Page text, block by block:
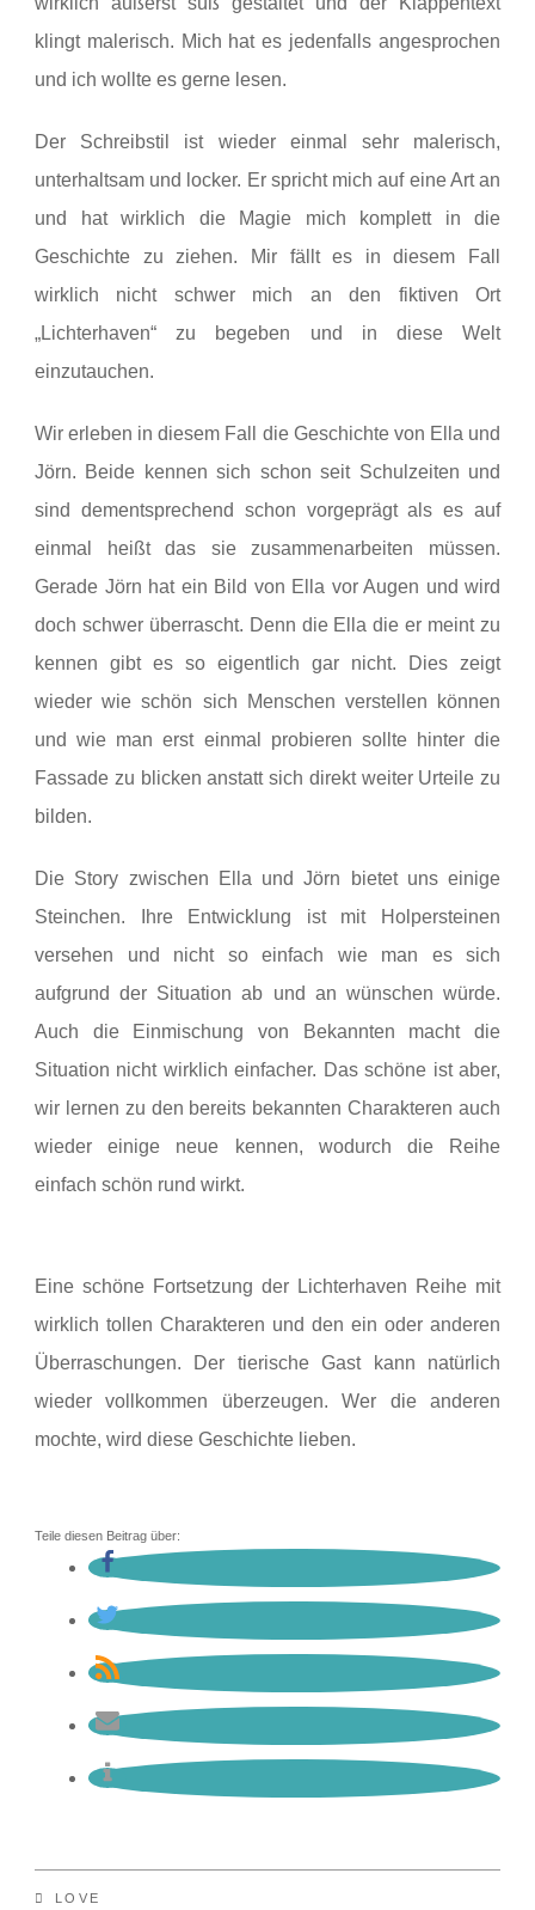
klingt malerisch. Mich hat es jedenfalls angesprochen
und ich wollte es gerne lesen.
Der Schreibstil ist wieder einmal sehr malerisch,
unterhaltsam und locker. Er spricht mich auf eine Art an
und hat wirklich die Magie mich komplett in die
Geschichte zu ziehen. Mir fällt es in diesem Fall
wirklich nicht schwer mich an den fiktiven Ort
„Lichterhaven“ zu begeben und in diese Welt
einzutauchen.
Wir erleben in diesem Fall die Geschichte von Ella und
Jörn. Beide kennen sich schon seit Schulzeiten und
sind dementsprechend schon vorgeprägt als es auf
einmal heißt das sie zusammenarbeiten müssen.
Gerade Jörn hat ein Bild von Ella vor Augen und wird
doch schwer überrascht. Denn die Ella die er meint zu
kennen gibt es so eigentlich gar nicht. Dies zeigt
wieder wie schön sich Menschen verstellen können
und wie man erst einmal probieren sollte hinter die
Fassade zu blicken anstatt sich direkt weiter Urteile zu
bilden.
Die Story zwischen Ella und Jörn bietet uns einige
Steinchen. Ihre Entwicklung ist mit Holpersteinen
versehen und nicht so einfach wie man es sich
aufgrund der Situation ab und an wünschen würde.
Auch die Einmischung von Bekannten macht die
Situation nicht wirklich einfacher. Das schöne ist aber,
wir lernen zu den bereits bekannten Charakteren auch
wieder einige neue kennen, wodurch die Reihe
einfach schön rund wirkt.
Eine schöne Fortsetzung der Lichterhaven Reihe mit
wirklich tollen Charakteren und den ein oder anderen
Überraschungen. Der tierische Gast kann natürlich
wieder vollkommen überzeugen. Wer die anderen
mochte, wird diese Geschichte lieben.
Teile diesen Beitrag über:
LOVE